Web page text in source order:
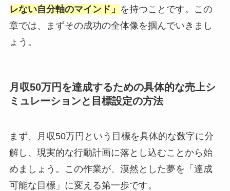
レない自分軸のマインド」 を持つことです。この
章では、まずその成功の全体像を掴んでいきまし
ょう。
月収50万円を達成するための具体的な売上シ
ミュレーションと目標設定の方法
まず、月収50万円という目標を具体的な数字に分
解し、現実的な行動計画に落とし込むことから始
めましょう。この作業が、漠然とした夢を「達成
可能な目標」に変える第一歩です。